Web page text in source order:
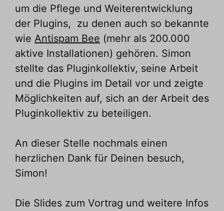
um die Pflege und Weiterentwicklung
der Plugins, zu denen auch so bekannte
wie Antispam Bee (mehr als 200.000
aktive Installationen) gehören. Simon
stellte das Pluginkollektiv, seine Arbeit
und die Plugins im Detail vor und zeigte
Möglichkeiten auf, sich an der Arbeit des
Pluginkollektiv zu beteiligen.
An dieser Stelle nochmals einen
herzlichen Dank für Deinen besuch,
Simon!
Die Slides zum Vortrag und weitere Infos